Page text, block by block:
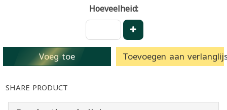
Hoeveelheid:
Voeg toe Toevoegen aan
SHARE PRODUCT